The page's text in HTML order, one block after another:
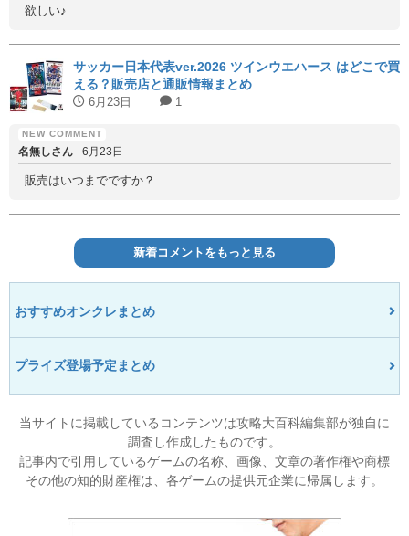
欲しい♪
サッカー日本代表ver.2026 ツインウエハース はどこで買
える？販売店と通販情報まとめ
6月23日 1
名無しさん 6月23日
販売はいつまでですか？
新着コメントをもっと見る
おすすめオンクレまとめ
プライズ登場予定まとめ
当サイトに掲載しているコンテンツは攻略大百科編集部が独自に
調査し作成したものです。
記事内で引用しているゲームの名称、画像、文章の著作権や商標
その他の知的財産権は、各ゲームの提供元企業に帰属します。